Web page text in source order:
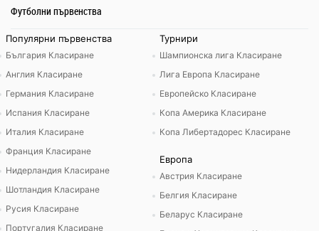
Футболни първенства
Популярни първенства
България Класиране
Англия Класиране
Германия Класиране
Испания Класиране
Италия Класиране
Франция Класиране
Нидерландия Класиране
Шотландия Класиране
Русия Класиране
Португалия Класиране
Турнири
Шампионска лига Класиране
Лига Европа Класиране
Европейско Класиране
Копа Америка Класиране
Копа Либертадорес Класиране
Европа
Австрия Класиране
Белгия Класиране
Беларус Класиране